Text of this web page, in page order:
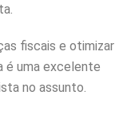
fiscais e otimizar
é uma excelente
no assunto.